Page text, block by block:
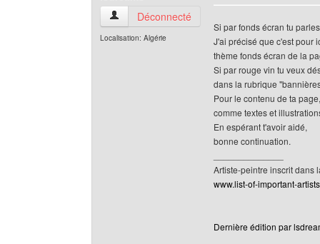
lsdreams Voir le profil de l'utilisateur
Déconnecté
Localisation: Algérie
Si par fonds écran tu
J'ai précisé que c'est pour
thème fonds écran de la
Si par rouge vin tu veux
dans la rubrique
Pour le contenu de ta
comme textes et
En espérant t'avoir aidé,
bonne continuation.
Artiste-peintre inscrit dans
www.list-of-important-
Dernière édition par